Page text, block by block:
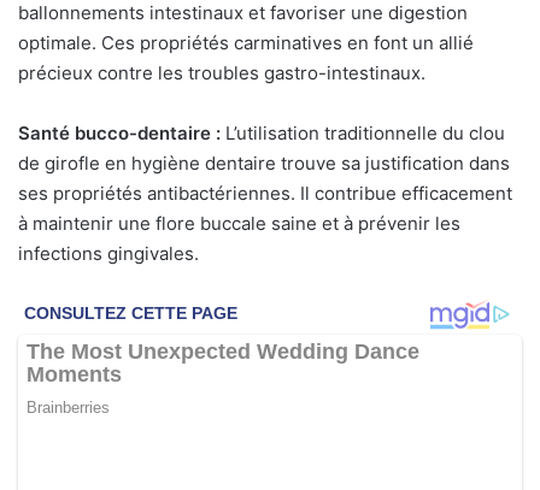
ballonnements intestinaux et favoriser une digestion
optimale. Ces propriétés carminatives en font un allié
précieux contre les troubles gastro-intestinaux.
Santé bucco-dentaire : L’utilisation traditionnelle du clou
de girofle en hygiène dentaire trouve sa justification dans
ses propriétés antibactériennes. Il contribue efficacement
à maintenir une flore buccale saine et à prévenir les
infections gingivales.